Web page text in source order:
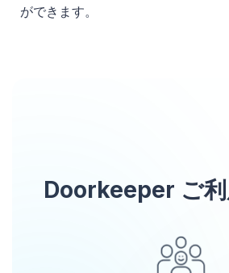
ができます。
Doorkeeper ご